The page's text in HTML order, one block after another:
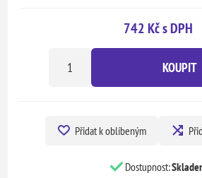
742 Kč s DPH
KOUPIT
Přidat k oblíbeným
Dostupnost: